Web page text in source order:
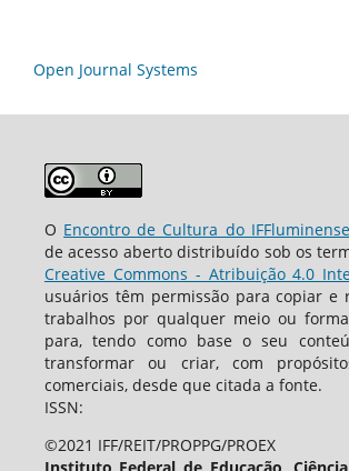
Open Journal Systems
O Encontro de Cultura do IFFluminense
de acesso aberto distribuído sob os
Creative Commons - Atribuição 4.0
usuários têm permissão para copiar e
trabalhos por qualquer meio ou
para, tendo como base o seu
transformar ou criar, com
comerciais, desde que citada a fonte.
ISSN:
©2021 IFF/REIT/PROPPG/PROEX
Instituto Federal de Educação,